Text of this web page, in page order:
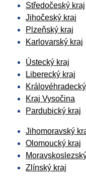
Středočeský kraj
Jihočeský kraj
Plzeňský kraj
Karlovarský kraj
Ústecký kraj
Liberecký kraj
Kraj Vysočina
Pardubický kraj
Jihomoravský
Olomoucký kraj
Zlínský kraj